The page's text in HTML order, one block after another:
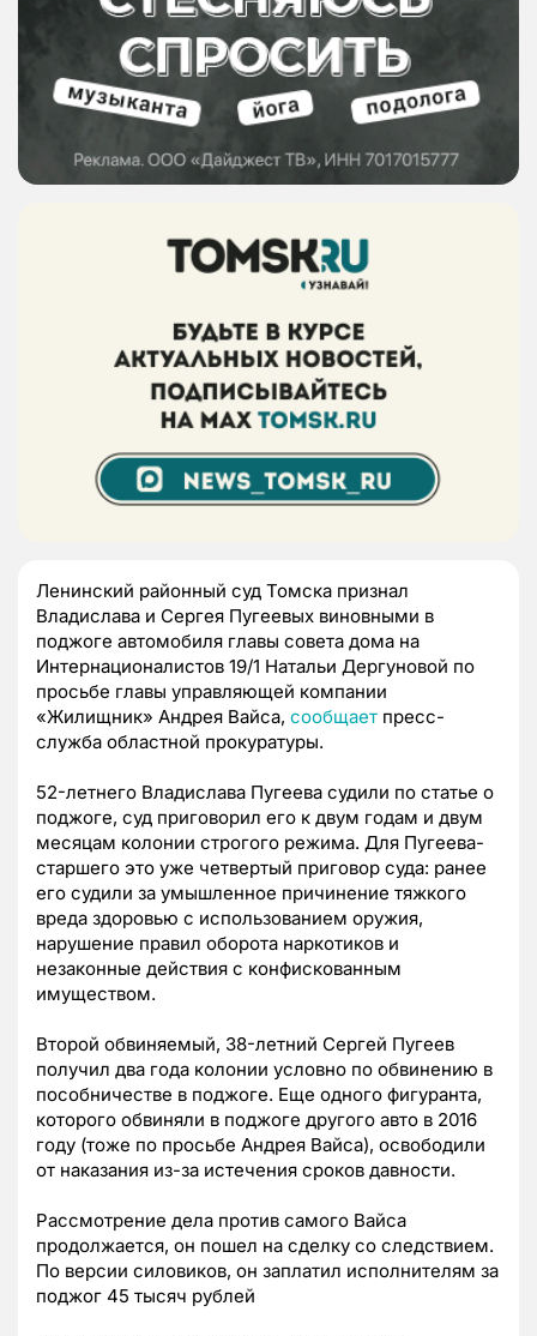
Ленинский районный суд Томска признал
Владислава и Сергея Пугеевых виновными в
поджоге автомобиля главы совета дома на
Интернационалистов 19/1 Натальи Дергуновой по
просьбе главы управляющей компании
«Жилищник» Андрея Вайса, сообщает пресс-
служба областной прокуратуры.
52-летнего Владислава Пугеева судили по статье о
поджоге, суд приговорил его к двум годам и двум
месяцам колонии строгого режима. Для Пугеева-
старшего это уже четвертый приговор суда: ранее
его судили за умышленное причинение тяжкого
вреда здоровью с использованием оружия,
нарушение правил оборота наркотиков и
незаконные действия с конфискованным
имуществом.
Второй обвиняемый, 38-летний Сергей Пугеев
получил два года колонии условно по обвинению в
пособничестве в поджоге. Еще одного фигуранта,
которого обвиняли в поджоге другого авто в 2016
году (тоже по просьбе Андрея Вайса), освободили
от наказания из-за истечения сроков давности.
Рассмотрение дела против самого Вайса
продолжается, он пошел на сделку со следствием.
По версии силовиков, он заплатил исполнителям за
поджог 45 тысяч рублей